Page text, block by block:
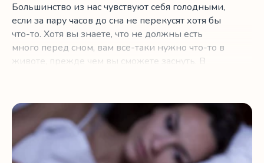
Большинство из нас чувствуют себя голодными,
если за пару часов до сна не перекусят хотя бы
что-то. Хотя вы знаете, что не должны есть
много перед сном, вам все-таки нужно что-то в
животе, прежде чем вы сможете заснуть. В
перекуса может помешать вам получить
необходимого качества сон. Ниже мы собрали
три перекуса, которые являются полезными и
вкусными. Это нут, киви и терпкий вишневый
сок.
Опасность успокоительных, которые широко